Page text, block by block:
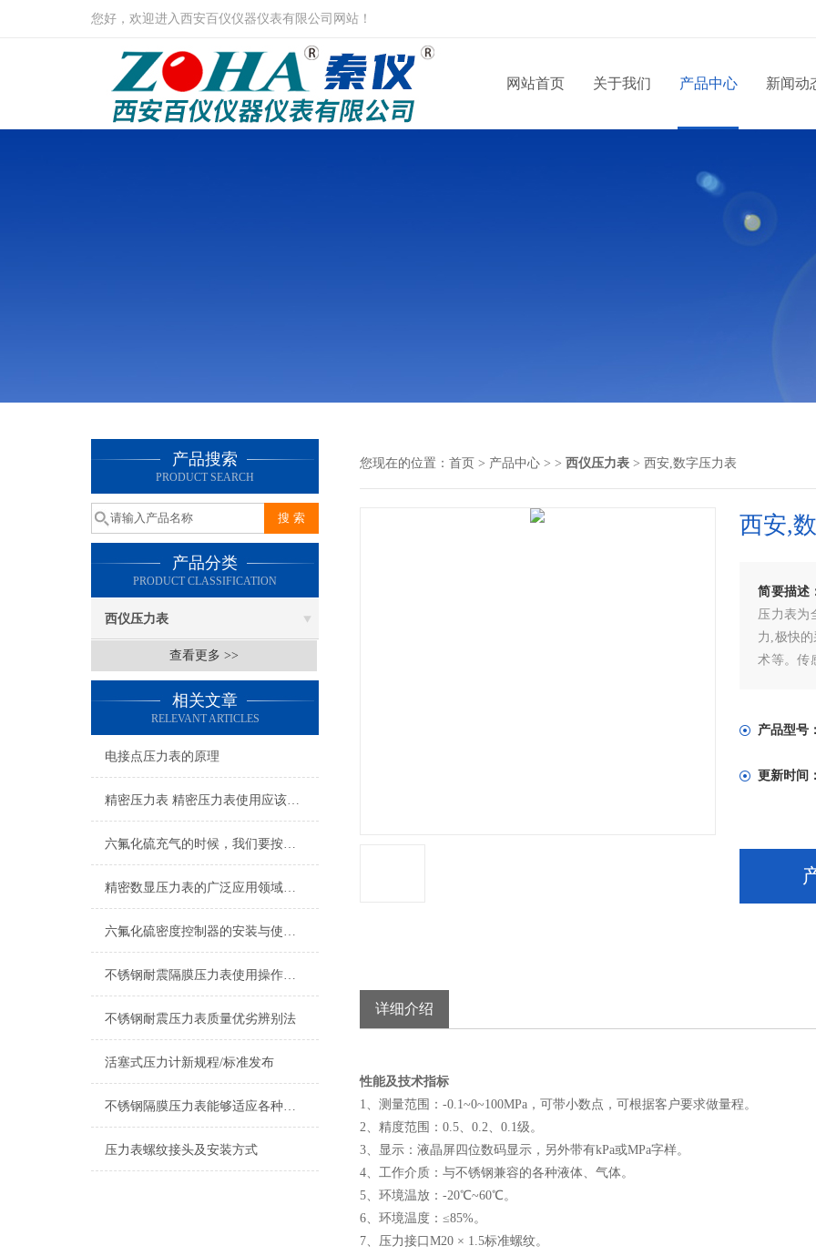
您好，欢迎进入西安百仪仪器仪表有限公司网站！
网站首页 关于我们 产品中心 新闻动
产品搜索
PRODUCT SEARCH
产品分类
PRODUCT CLASSIFICATION
西仪压力表
查看更多 >>
相关文章
RELEVANT ARTICLES
电接点压力表的原理
精密压力表 精密压力表使用应该注意的6个方面
六氟化硫充气的时候，我们要按照步骤来操作才能保证安全
精密数显压力表的广泛应用领域和使用时的注意事项
六氟化硫密度控制器的安装与使用过程是至关重要的
不锈钢耐震隔膜压力表使用操作工作环境
不锈钢耐震压力表质量优劣辨别法
活塞式压力计新规程/标准发布
不锈钢隔膜压力表能够适应各种工作环境和介质
压力表螺纹接头及安装方式
您现在的位置： 首页 > 产品中心 > > 西仪压力表 > 西安,数字压力表
西安,
简要描述
压力表为
力,极快
术等。传
产品型号：
更新时间
详细介绍
性能及技术指标
1、测量范围：-0.1~0~100MPa，可带小数点，可根据客户要求做量程。
2、精度范围：0.5、0.2、0.1级。
3、显示：液晶屏四位数码显示，另外带有kPa或MPa字样。
4、工作介质：与不锈钢兼容的各种液体、气体。
5、环境温放：-20℃~60℃。
6、环境温度：≤85%。
7、压力接口M20 × 1.5标准螺纹。